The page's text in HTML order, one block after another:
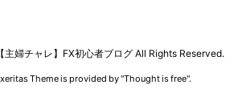
【主婦チャレ】FX初心者ブログAll Rights Reserved.
Theme is provided by "Thought is free".